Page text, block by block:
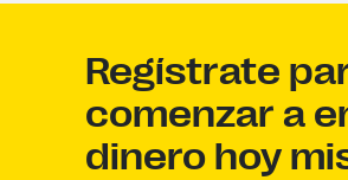
Regístrate
comenzar a
dinero hoy